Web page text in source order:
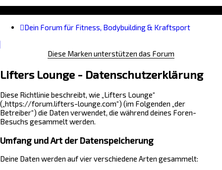
Dein Forum für Fitness, Bodybuilding & Kraftsport
Diese Marken unterstützen das Forum
Lifters Lounge - Datenschutzerklärung
Diese Richtlinie beschreibt, wie „Lifters Lounge“
(„https://forum.lifters-lounge.com“) (im Folgenden „der
Betreiber“) die Daten verwendet, die während deines Foren-
Besuchs gesammelt werden.
Umfang und Art der Datenspeicherung
Deine Daten werden auf vier verschiedene Arten gesammelt: